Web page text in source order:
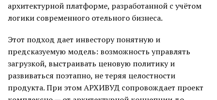
архитектурной платформе, разработанной с учётом
логики современного отельного бизнеса.
Этот подход дает инвестору понятную и
предсказуемую модель: возможность управлять
загрузкой, выстраивать ценовую политику и
развиваться поэтапно, не теряя целостности
продукта. При этом АРХИВУД сопровождает проект